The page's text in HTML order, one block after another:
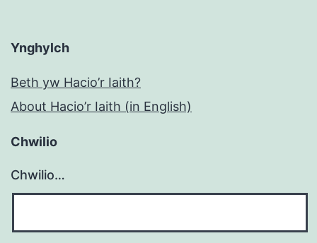
Ynghylch
Beth yw Hacio’r Iaith?
About Hacio’r Iaith (in English)
Chwilio
Chwilio…